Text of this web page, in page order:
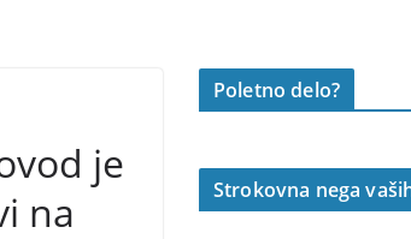
je
na
Poletno delo?
Strokovna nega